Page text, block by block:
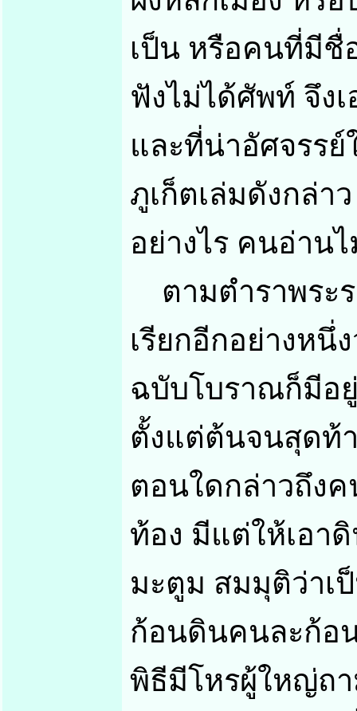
เป็น หรือคนที่มีชื่
ฟังไม่ได้ศัพท์ จึง
และที่น่าอัศจรร
ภูเก็ตเล่มดังกล่า
อย่างไร คนอ่าน
ตามตำราพระ
เรียกอีกอย่างหนึ่
ฉบับโบราณก็มีอ
ตั้งแต่ต้นจนสุดท้
ตอนใดกล่าวถึง
ท้อง มีแต่ให้เอา
มะตูม สมมุติว่าเ
ก้อนดินคนละก้อ
พิธีมีโหรผู้ใหญ่ถ